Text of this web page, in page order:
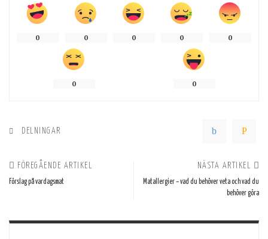
0 0 0 0 0
0 0
DELNINGAR
FÖREGÅENDE ARTIKEL
Förslag på vardagsmat
NÄSTA ARTIKEL
Matallergier – vad du behöver veta och vad du
behöver göra